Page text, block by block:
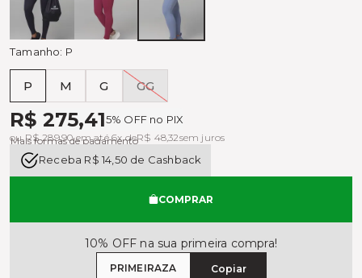
Preto CARMIN
DUSTY
DENIM
Tamanho: P
P M G GG
Tabela de medidas
ou R$ 289,90 em até 6x deR$ 48,32sem juros
R$ 275,415% OFF no PIX
Mais formas de pagamento
Receba R$ 14,50 de Cashback
COMPRAR
10% OFF na sua primeira compra!
PRIMEIRAZA Copiar